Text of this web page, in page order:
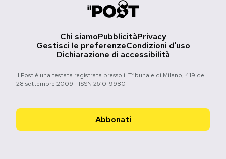
Chi siamoPubblicitàPrivacy
Gestisci le preferenzeCondizioni d'uso
Dichiarazione di accessibilità
Il Post è una testata registrata presso il Tribunale di Milano, 419 del
28 settembre 2009 - ISSN 2610-9980
Abbonati